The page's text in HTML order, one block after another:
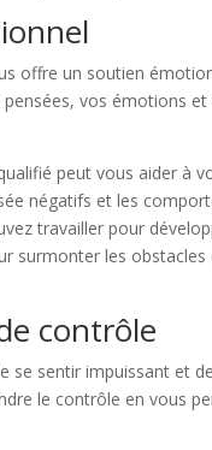
offre un soutien
vos émotions
peut vous aider à
négatifs et les
travailler pour
surmonter les
contrôle
se sentir impuissant et
le contrôle en vous